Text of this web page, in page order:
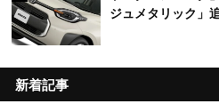
ジュメタリック」
新着記事